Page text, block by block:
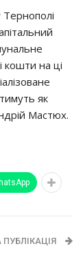
кошти на ці
як
Мастюх.